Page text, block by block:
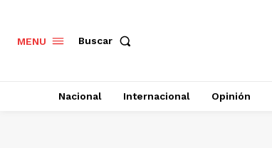
MENU Buscar
Nacional Internacional Opinión